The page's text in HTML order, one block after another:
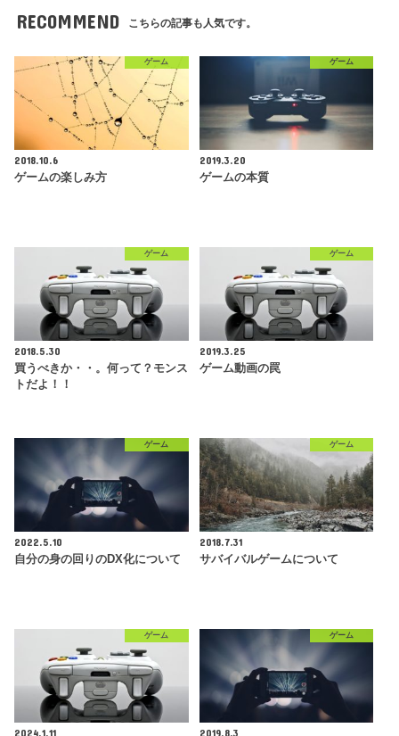
RECOMMEND こちらの記事も人気です。
ゲーム
2018.10.6
ゲームの楽しみ方
ゲーム
2019.3.20
ゲームの本質
ゲーム
2018.5.30
買うべきか・・。何って？モンス
トだよ！！
ゲーム
2019.3.25
ゲーム動画の罠
ゲーム
2022.5.10
自分の身の回りのDX化について
ゲーム
2018.7.31
サバイバルゲームについて
ゲーム
2024.1.11
ゲーム
2019.8.3